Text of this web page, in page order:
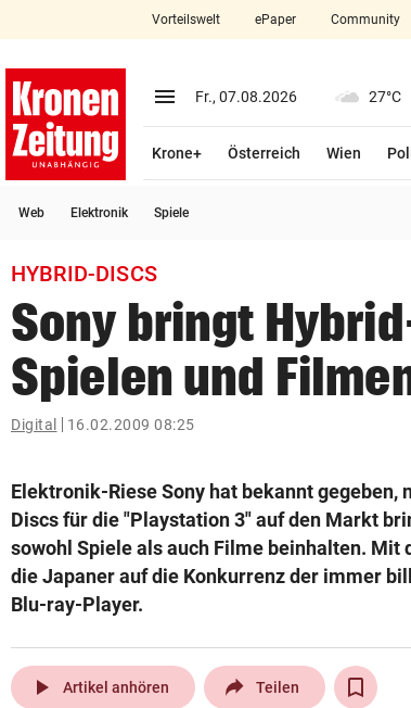
close
account_circle Anmelden
arrow_right
search
Suchbegriff
eingeben
© Krone Multimedia GmbH & Co KG 2026
Muthgasse 2, 1190 Wien
Vorteilswelt ePaper Community
menu Menü aufklappen
Fr., 07.08.2026 27°C
Krone+ Österreich Wien
Web Elektronik Spiele
HYBRID-DISCS
Sony bringt
Spielen und
Digital 16.02.2009 08:25
Elektronik-Riese Sony hat bekannt gegeben,
Discs für die "Playstation 3" auf den Markt
sowohl Spiele als auch Filme beinhalten. Mit
die Japaner auf die Konkurrenz der immer
Blu-ray-Player.
play_arrow Artikel anhören Teilen